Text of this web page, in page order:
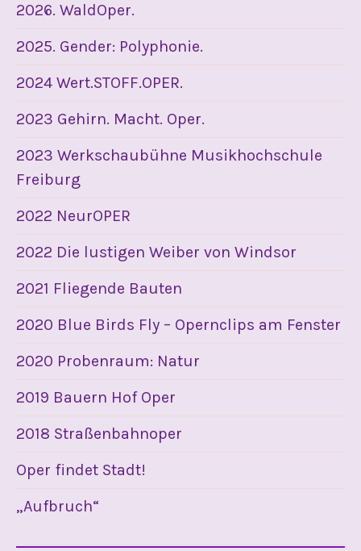
2026. WaldOper.
2025. Gender: Polyphonie.
2024 Wert.STOFF.OPER.
2023 Gehirn. Macht. Oper.
2023 Werkschaubühne Musikhochschule
Freiburg
2022 NeurOPER
2022 Die lustigen Weiber von Windsor
2021 Fliegende Bauten
2020 Blue Birds Fly – Opernclips am Fenster
2020 Probenraum: Natur
2019 Bauern Hof Oper
2018 Straßenbahnoper
Oper findet Stadt!
„Aufbruch“